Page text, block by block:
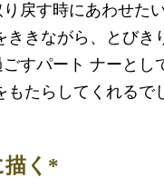
戻す時にあわせた
ききながら、とびき
すパート ナーとし
たらしてくれるで
描く*